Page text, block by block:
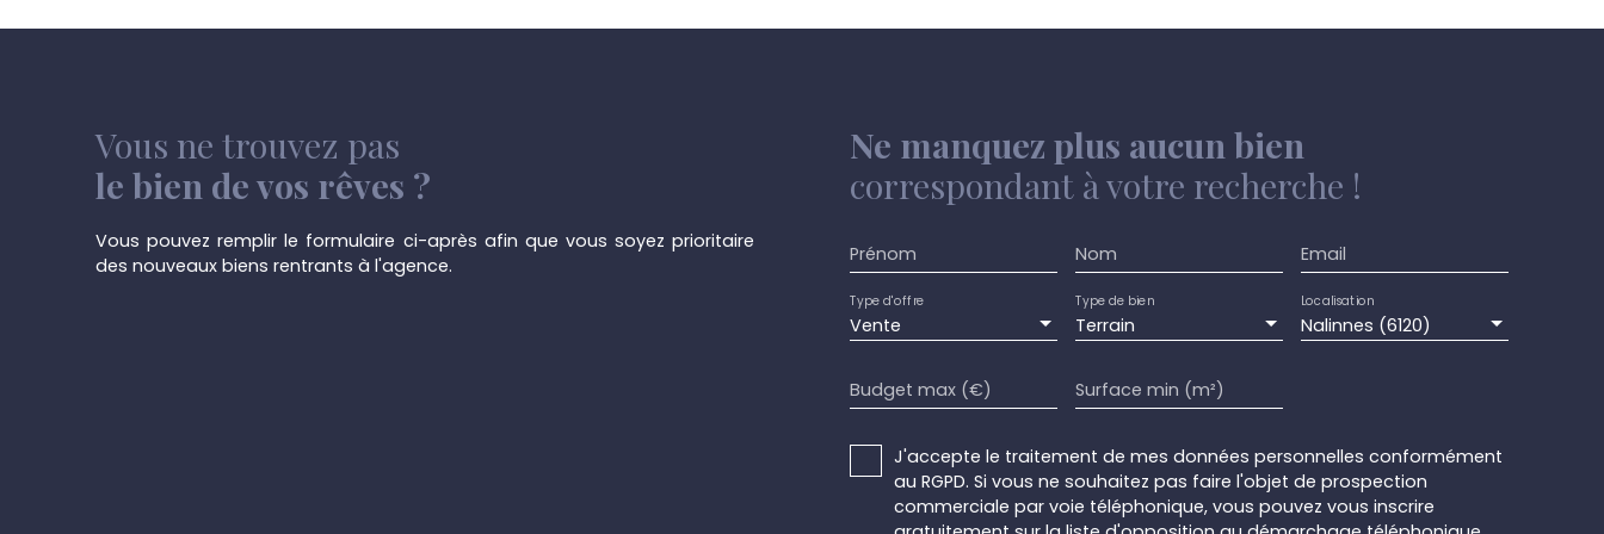
Vous ne trouvez pas
le bien de vos rêves ?
Vous pouvez remplir le formulaire ci-après afin que vous soyez prioritaire
des nouveaux biens rentrants à l'agence.
Ne manquez plus aucun bien
correspondant à votre recherche !
Prénom Nom Email
Vente
Type d'offre
Terrain
Type de bien
Nalinnes (6120)
Localisation
Budget max (€) Surface min (m²)
J'accepte le traitement de mes données personnelles conformément
au RGPD. Si vous ne souhaitez pas faire l'objet de prospection
commerciale par voie téléphonique, vous pouvez vous inscrire